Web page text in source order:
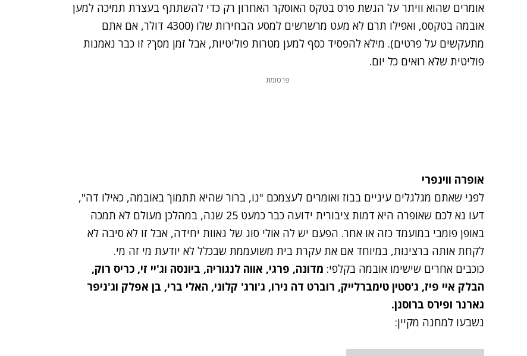
אומרים שהוא וויתר על הגשת פרס בטקס האוסקר האחרון רק כדי להשתתף בעצרת תמיכה למען
אובמה בטקסס, ואפילו תרם לא מעט מרשרשים למסע הבחירות שלו (4300 דולר, אם אתם
מתעקשים על פרטים). מילא להפסיד כסף למען מטרות פוליטיות, אבל זמן מסך? זו כבר נאמנות
פוליטית שלא רואים כל יום.
פרסומת
אופרה ווינפרי
לפני שאתם מגלגלים עיניים בבוז ואומרים לעצמכם "נו, ברור שהיא תתמוך באובמה, כאילו דה",
דעו נא לכם שאופרה היא דמות ציבורית ידועה כבר כמעט 25 שנה, במהלכן מעולם לא תמכה
באופן פומבי במועמד כזה או אחר. הפעם יש לה אולי סוג של גאוות יחידה, אבל זו לא סיבה לא
לקחת אותה ברצינות, במיוחד אם את עקרת בית משועממת שבכלל לא יודעת מי זה מי.
כוכבים אחרים שישימו אובמה בקלפי: מדונה, פרגי, אווה לנגוריה, ביונסה וג'יי זי, כריס רוק,
הבלק איי פיז, ג'סטין טימברלייק, רוברט דה נירו, ג'ורג' קלוני, האלי ברי, בן אפלק וג'ניפר
גארנר ופירס ברוסנן.
נשבעו למחנה מקיין: